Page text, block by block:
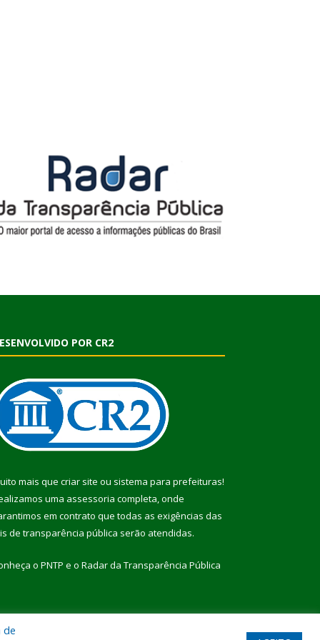
POR CR2
mais que criar site ou sistema para prefeituras!
uma assessoria completa, onde
em contrato que todas as exigências das
de transparência pública serão atendidas.
o PNTP e o Radar da Transparência Pública
de